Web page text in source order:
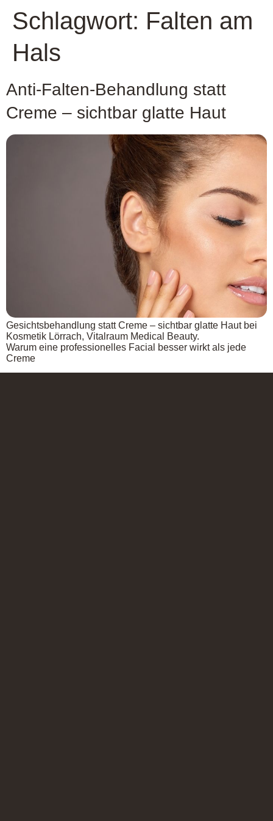
Schlagwort: Falten am
Hals
Anti-Falten-Behandlung statt
Creme – sichtbar glatte Haut
Gesichtsbehandlung statt Creme – sichtbar glatte Haut bei
Kosmetik Lörrach, Vitalraum Medical Beauty.
Warum eine professionelles Facial besser wirkt als jede
Creme